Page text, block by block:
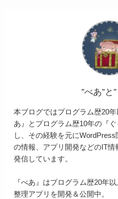
”べあ”と
本ブログではプログラム歴20
あ』とプログラム歴10年の『
し、その経験を元に
の情報、アプリ開発などのIT
発信しています。
『べあ』はプログラム歴20年
整理アプリを開発＆公開中。